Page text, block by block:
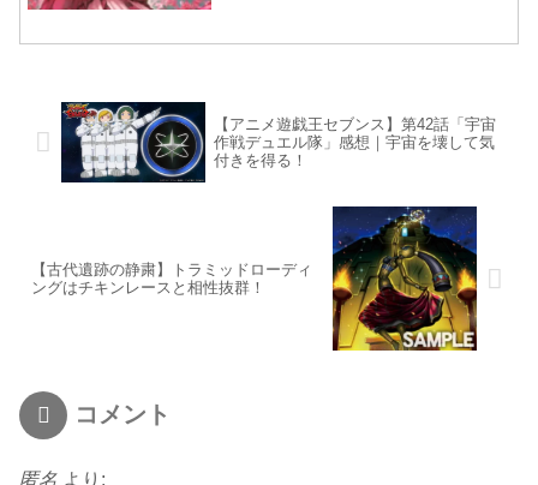
【アニメ遊戯王セブンス】第42話「宇宙
作戦デュエル隊」感想｜宇宙を壊して気
付きを得る！
【古代遺跡の静粛】トラミッドローディ
ングはチキンレースと相性抜群！
コメント
匿名 より: